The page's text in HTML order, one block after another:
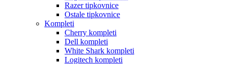
Razer tipkovnice
Ostale tipkovnice
Kompleti
Cherry kompleti
Dell kompleti
White Shark kompleti
Logitech kompleti